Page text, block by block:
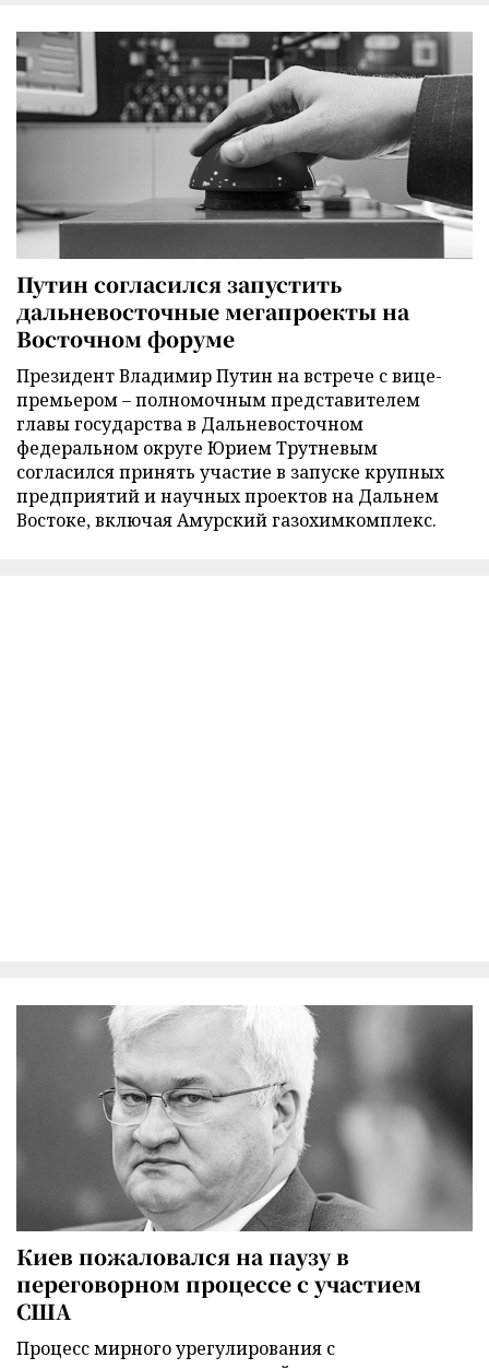
Путин согласился запустить
дальневосточные мегапроекты на
Восточном форуме
Президент Владимир Путин на встрече с вице-
премьером – полномочным представителем
главы государства в Дальневосточном
федеральном округе Юрием Трутневым
согласился принять участие в запуске крупных
предприятий и научных проектов на Дальнем
Востоке, включая Амурский газохимкомплекс.
Киев пожаловался на паузу в
переговорном процессе с участием
США
Процесс мирного урегулирования с